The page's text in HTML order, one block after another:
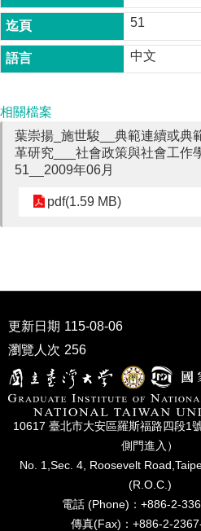
職
專
班
學
研
國
家
試
專
區
所
學
會
51
中文
相關檔案
葉崇揚_施世駿__典範連續或典
革研究___社會政策與社會工作
51__2009年06月
pdf(1.59 MB)
更新日期 115-08-06
瀏覽人次 256
10617 臺北市⼤安區羅斯福路四段1
側⾨進入）
No. 1,Sec. 4, Roosevelt
(R.O.C.)
電話 (Phone)：+886-2-
傳真(Fax)：+886-2-